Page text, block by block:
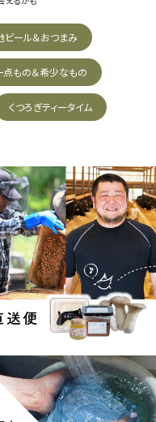
ビール＆おつまみ
点もの＆希少なもの
くつろぎティータイム